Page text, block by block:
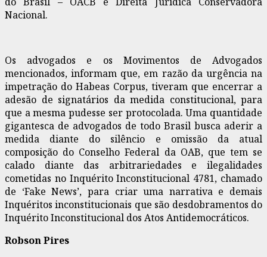
Nacional.
Os advogados e os Movimentos de Advogados
mencionados, informam que, em razão da urgência na
impetração do Habeas Corpus, tiveram que encerrar a
adesão de signatários da medida constitucional, para
que a mesma pudesse ser protocolada. Uma quantidade
gigantesca de advogados de todo Brasil busca aderir a
medida diante do silêncio e omissão da atual
composição do Conselho Federal da OAB, que tem se
calado diante das arbitrariedades e ilegalidades
cometidas no Inquérito Inconstitucional 4781, chamado
de ‘Fake News’, para criar uma narrativa e demais
Inquéritos inconstitucionais que são desdobramentos do
Inquérito Inconstitucional dos Atos Antidemocráticos.
Robson Pires